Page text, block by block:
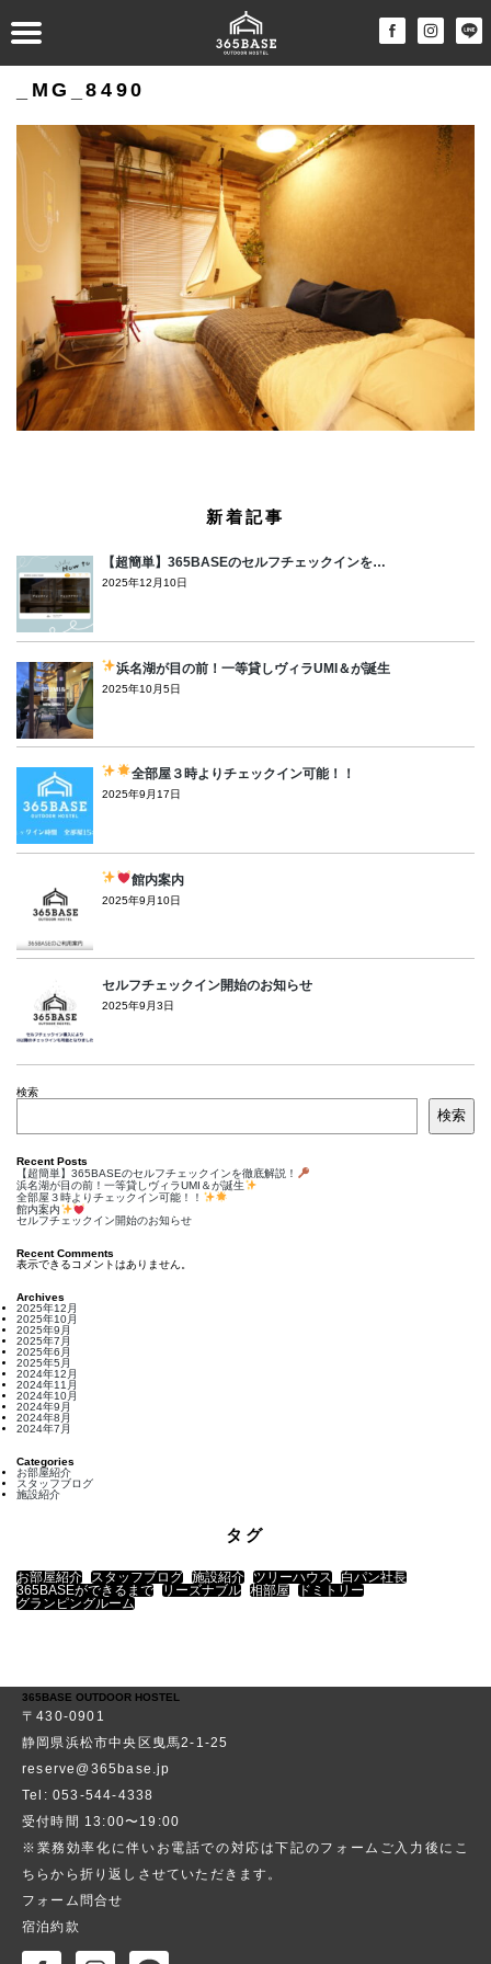
_MG_8490
新着記事
【超簡単】365BASEのセルフチェックインを…
2025年12月10日
浜名湖が目の前！一等貸しヴィラUMI＆が誕生
2025年10月5日
全部屋３時よりチェックイン可能！！
2025年9月17日
館内案内
2025年9月10日
セルフチェックイン開始のお知らせ
2025年9月3日
検索
検索
Recent Posts
【超簡単】365BASEのセルフチェックインを徹底解説！
浜名湖が目の前！一等貸しヴィラUMI＆が誕生
全部屋３時よりチェックイン可能！！
館内案内
セルフチェックイン開始のお知らせ
Recent Comments
表示できるコメントはありません。
Archives
2025年12月
2025年10月
2025年9月
2025年7月
2025年6月
2025年5月
2024年12月
2024年11月
2024年10月
2024年9月
2024年8月
2024年7月
Categories
お部屋紹介
スタッフブログ
施設紹介
タグ
お部屋紹介 スタッフブログ 施設紹介 ツリーハウス 白パン社長
365BASEができるまで リーズナブル 相部屋 ドミトリー
グランピングルーム
365BASE OUTDOOR HOSTEL
〒430-0901
静岡県浜松市中央区曳馬2-1-25
reserve@365base.jp
Tel: 053-544-4338
受付時間 13:00〜19:00
※業務効率化に伴いお電話での対応は下記のフォームご入力後にこ
ちらから折り返しさせていただきます。
フォーム問合せ
宿泊約款